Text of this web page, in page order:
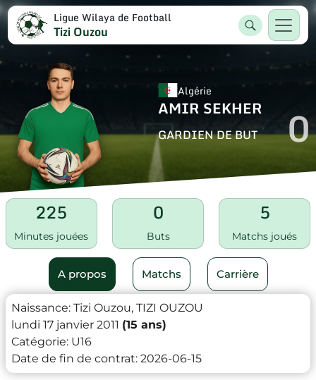
Ligue Wilaya de Football
Tizi Ouzou
Algérie
AMIR SEKHER
GARDIEN DE BUT 0
225
Minutes jouées
0
Buts
5
Matchs joués
A propos Matchs Carrière
Naissance: Tizi Ouzou, TIZI OUZOU
lundi 17 janvier 2011 (15 ans)
Catégorie: U16
Date de fin de contrat: 2026-06-15